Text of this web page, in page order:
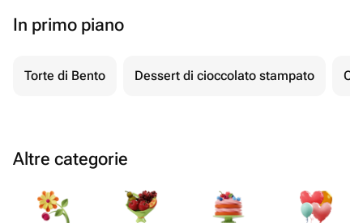
In primo piano
Torte di Bento Dessert di cioccolato stampato
Altre categorie